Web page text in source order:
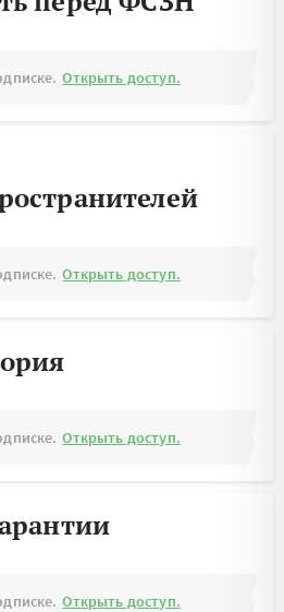
Открыть доступ.
Открыть доступ.
Открыть доступ.
Открыть доступ.